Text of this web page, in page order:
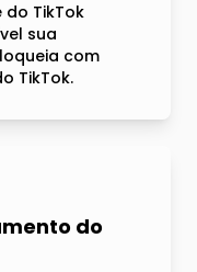
do TikTok
sua
com
TikTok.
do